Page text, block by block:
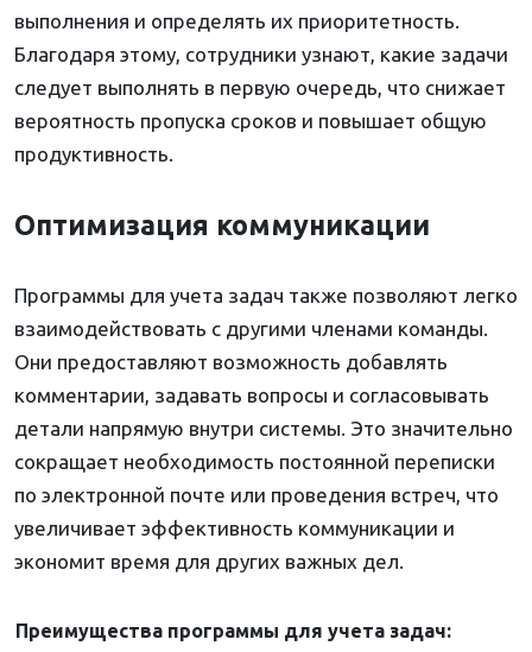
выполнения и определять их приоритетность.
Благодаря этому, сотрудники узнают, какие задачи
следует выполнять в первую очередь, что снижает
вероятность пропуска сроков и повышает общую
продуктивность.
Оптимизация коммуникации
Программы для учета задач также позволяют легко
взаимодействовать с другими членами команды.
Они предоставляют возможность добавлять
комментарии, задавать вопросы и согласовывать
детали напрямую внутри системы. Это значительно
сокращает необходимость постоянной переписки
по электронной почте или проведения встреч, что
увеличивает эффективность коммуникации и
экономит время для других важных дел.
Преимущества программы для учета задач: